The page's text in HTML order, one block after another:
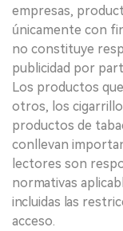
empresas,
únicamente con
no constituye
publicidad por
Los productos
otros, los
productos de
conllevan
lectores son
normativas
incluidas las
acceso.